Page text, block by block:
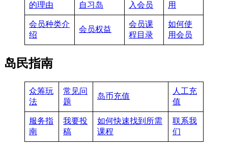
的理由
自习岛
入会员
用
会员种类介
绍
会员权益
会员课
程目录
如何使
用会员
岛民指南
众筹玩
法
常见问
题
岛币充值
人工充
值
服务指
南
我要投
稿
如何快速找到所需
课程
联系我
们